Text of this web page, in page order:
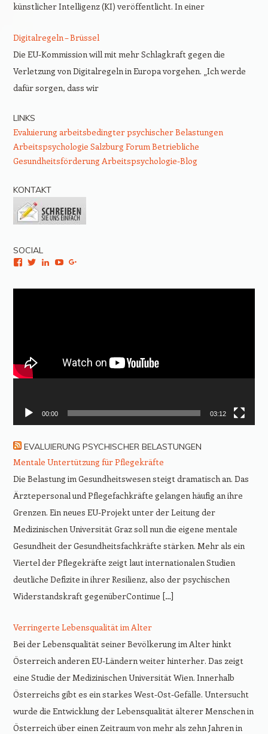
künstlicher Intelligenz (KI) veröffentlicht. In einer
Digitalregeln – Brüssel
Die EU-Kommission will mit mehr Schlagkraft gegen die
Verletzung von Digitalregeln in Europa vorgehen. „Ich werde
dafür sorgen, dass wir
LINKS
Evaluierung arbeitsbedingter psychischer Belastungen
Arbeitspsychologie Salzburg Forum Betriebliche
Gesundheitsförderung Arbeitspsychologie-Blog
KONTAKT
SOCIAL
Facebook
TwitterLinkedIn
YouTube
00:00 03:12
EVALUIERUNG PSYCHISCHER BELASTUNGEN
Mentale Untertützung für Pflegekräfte
Die Belastung im Gesundheitswesen steigt dramatisch an. Das
Ärztepersonal und Pflegefachkräfte gelangen häufig an ihre
Grenzen. Ein neues EU-Projekt unter der Leitung der
Medizinischen Universität Graz soll nun die eigene mentale
Gesundheit der Gesundheitsfachkräfte stärken. Mehr als ein
Viertel der Pflegekräfte zeigt laut internationalen Studien
deutliche Defizite in ihrer Resilienz, also der psychischen
Widerstandskraft gegenüberContinue […]
Verringerte Lebensqualität im Alter
Bei der Lebensqualität seiner Bevölkerung im Alter hinkt
Österreich anderen EU-Ländern weiter hinterher. Das zeigt
eine Studie der Medizinischen Universität Wien. Innerhalb
Österreichs gibt es ein starkes West-Ost-Gefälle. Untersucht
wurde die Entwicklung der Lebensqualität älterer Menschen in
Österreich über einen Zeitraum von mehr als zehn Jahren in